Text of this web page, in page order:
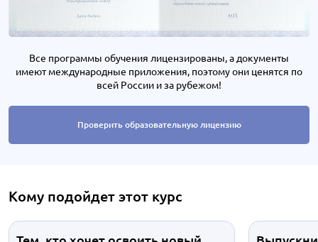
Все программы обучения лицензированы, а документы
имеют международные приложения, поэтому они ценятся по
всей России и за рубежом!
Проверить образовательную лицензию
Кому подойдет этот курс